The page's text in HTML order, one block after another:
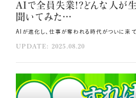
AIで全員失業!?どんな人が
聞いてみた…
UPDATE: 2025.08.20